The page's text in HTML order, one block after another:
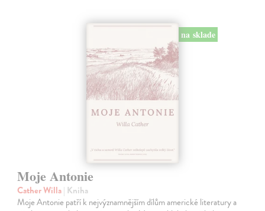
na sklade
Moje Antonie
Cather Willa| Kniha
Moje Antonie patří k nejvýznamnějším dílům americké literatury a